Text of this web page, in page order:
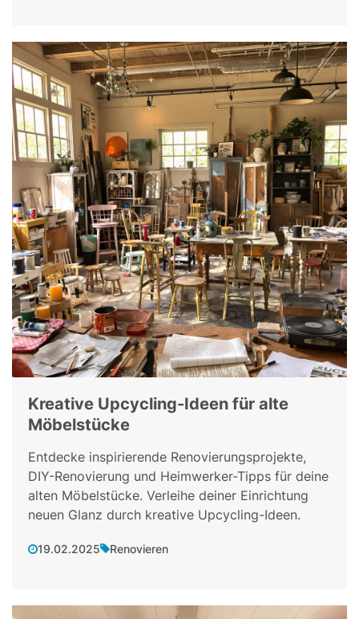
Kreative Upcycling-Ideen für alte
Möbelstücke
Entdecke inspirierende Renovierungsprojekte,
DIY-Renovierung und Heimwerker-Tipps für deine
alten Möbelstücke. Verleihe deiner Einrichtung
neuen Glanz durch kreative Upcycling-Ideen.
19.02.2025 Renovieren